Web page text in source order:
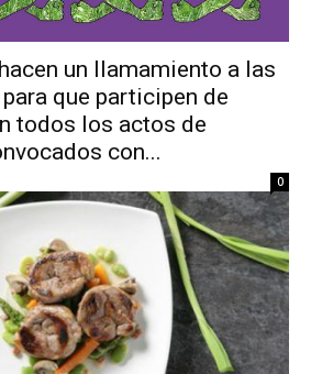
hacen un llamamiento a las
que participen de
todos los actos de
con...
0